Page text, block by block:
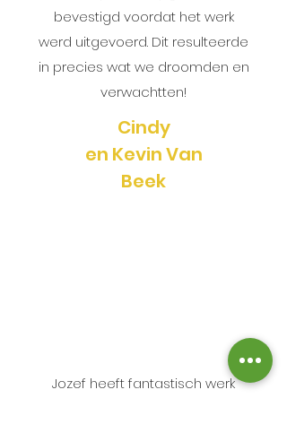
bevestigd voordat het werk
werd uitgevoerd. Dit resulteerde
in precies wat we droomden en
verwachtten!
Cindy
en Kevin Van
Beek
Jozef heeft fantastisch werk